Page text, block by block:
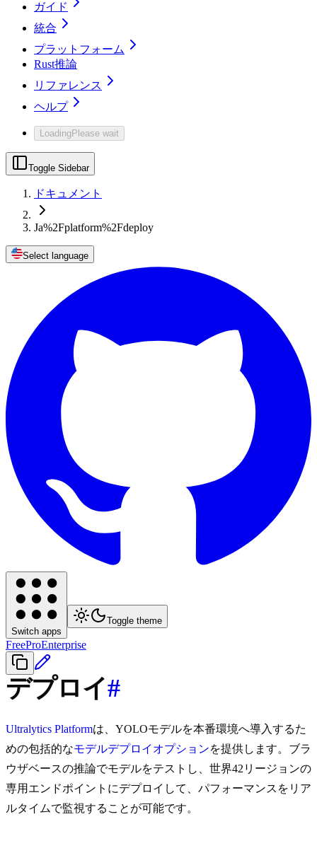
ガイド
統合
プラットフォーム
Rust推論
リファレンス
ヘルプ
LoadingPlease wait
Toggle Sidebar
ドキュメント
Ja%2Fplatform%2Fdeploy
Select language
Switch apps
Toggle theme
FreeProEnterprise
デプロイ#
Ultralytics Platformは、YOLOモデルを本番環境へ導入するた
めの包括的なモデルデプロイオプションを提供します。ブラ
ウザベースの推論でモデルをテストし、世界42リージョンの
専用エンドポイントにデプロイして、パフォーマンスをリア
ルタイムで監視することが可能です。